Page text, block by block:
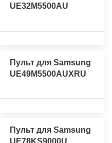
UE32M5500AU
Пульт для Samsung
UE49M5500AUXRU
Пульт для Samsung
UE78KS9000U